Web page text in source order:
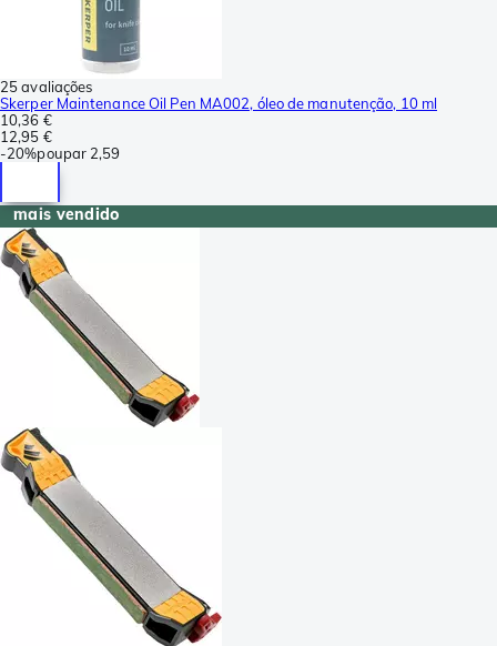
25 avaliações
Skerper Maintenance Oil Pen MA002, óleo de manutenção, 10 ml
10,36 €
12,95 €
-20%poupar 2,59
mais vendido